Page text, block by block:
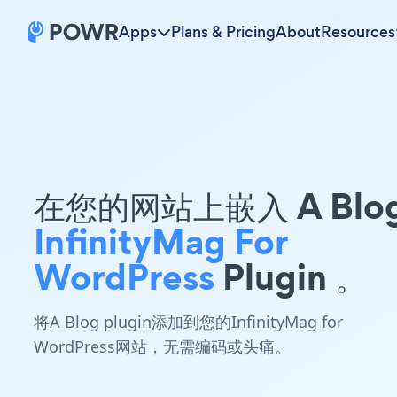
Apps Plans & PricingAboutResources
在您的网站上嵌入 A
InfinityMag For
WordPressPlugin 。
将A Blog plugin添加到您的InfinityMag for
WordPress网站，无需编码或头痛。